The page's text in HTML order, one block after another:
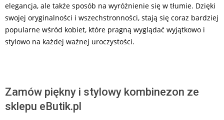
elegancja, ale także sposób na wyróżnienie się w tłumie. Dzięki
swojej oryginalności i wszechstronności, stają się coraz bardziej
popularne wśród kobiet, które pragną wyglądać wyjątkowo i
stylowo na każdej ważnej uroczystości.
Zamów piękny i stylowy kombinezon ze
sklepu eButik.pl